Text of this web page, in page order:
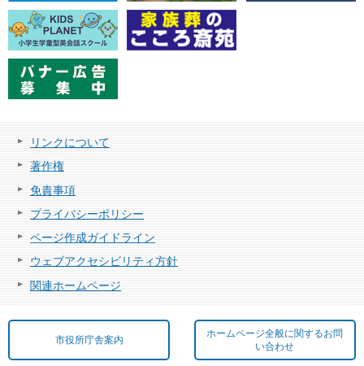
リンクについて
著作権
免責事項
プライバシーポリシー
ページ作成ガイドライン
ウェブアクセシビリティ方針
関連ホームページ
市役所庁舎案内
ホームページ全般に関するお問
い合わせ